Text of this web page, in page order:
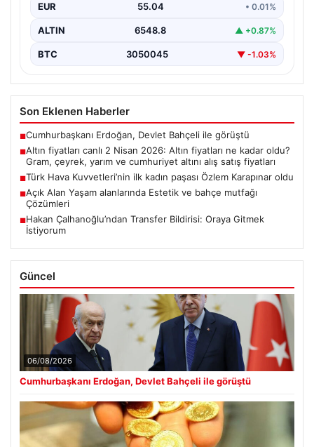
EUR 55.04 • 0.01%
ALTIN 6548.8 ▲ +0.87%
BTC 3050045 ▼ -1.03%
Son Eklenen Haberler
■Cumhurbaşkanı Erdoğan, Devlet Bahçeli ile görüştü
■Altın fiyatları canlı 2 Nisan 2026: Altın fiyatları ne kadar oldu?
Gram, çeyrek, yarım ve cumhuriyet altını alış satış fiyatları
■Türk Hava Kuvvetleri’nin ilk kadın paşası Özlem Karapınar oldu
■Açık Alan Yaşam alanlarında Estetik ve bahçe mutfağı
Çözümleri
■Hakan Çalhanoğlu’ndan Transfer Bildirisi: Oraya Gitmek
İstiyorum
Güncel
06/08/2026
Cumhurbaşkanı Erdoğan, Devlet Bahçeli ile görüştü